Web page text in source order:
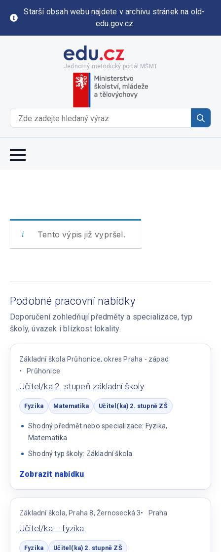
Starší obsah webu najdete v archivu stránek na old-
edu.gov.cz
Jednotný metodický portál MŠMT
for:
Tento výpis již vypršel.
Podobné pracovní nabídky
Doporučení zohledňují předměty a specializace, typ
školy, úvazek i blízkost lokality.
Základní škola Průhonice, okres Praha - západ
Průhonice
Učitel/ka 2. stupeň základní školy
Fyzika Matematika Učitel(ka) 2. stupně ZŠ
Shodný předmět nebo specializace: Fyzika,
Matematika
Shodný typ školy: Základní škola
Zobrazit nabídku:
2.
stupeň
školy
Základní škola, Praha 8, Žernosecká 3 Praha
Učitel/ka – fyzika
Fyzika Učitel(ka) 2. stupně ZŠ